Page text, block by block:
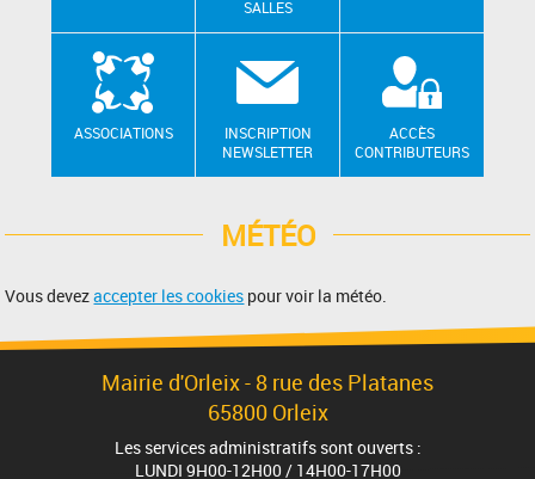
SALLES
ASSOCIATIONS
INSCRIPTION
NEWSLETTER
ACCÈS
CONTRIBUTEURS
MÉTÉO
Vous devezaccepter les cookies pour voir la météo.
Mairie d'Orleix - 8 rue des Platanes
65800 Orleix
Les services administratifs sont ouverts :
LUNDI 9H00-12H00 / 14H00-17H00